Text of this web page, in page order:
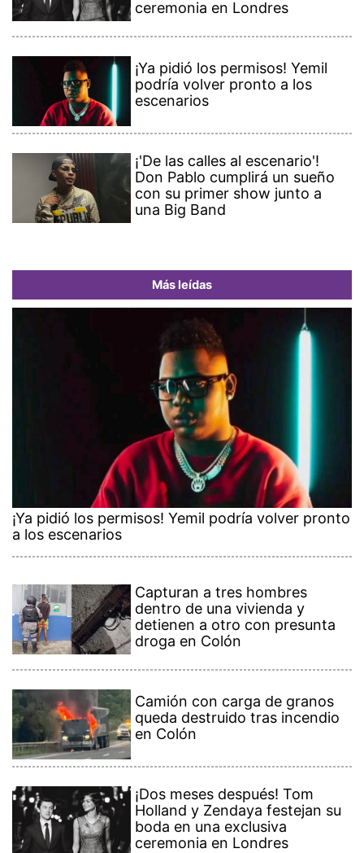
ceremonia en Londres
¡Ya pidió los permisos! Yemil
podría volver pronto a los
escenarios
¡'De las calles al escenario'!
Don Pablo cumplirá un sueño
con su primer show junto a
una Big Band
Más leídas
¡Ya pidió los permisos! Yemil podría volver pronto
a los escenarios
Capturan a tres hombres
dentro de una vivienda y
detienen a otro con presunta
droga en Colón
Camión con carga de granos
queda destruido tras incendio
en Colón
¡Dos meses después! Tom
Holland y Zendaya festejan su
boda en una exclusiva
ceremonia en Londres